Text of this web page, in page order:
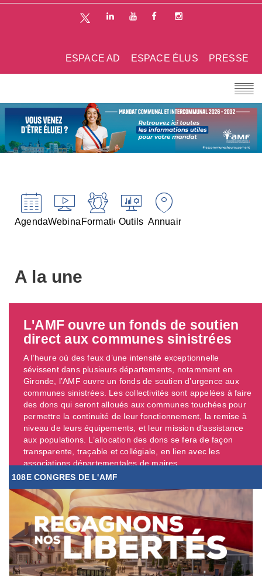
PRESSE
ESPACE ÉLUS
ESPACE AD
AgendaWebinairesFormationsOutils Annuaires
A la une
L'AMF ouvre un fonds de soutien
direct aux communes sinistrées
A l’heure où des feux d’une intensité exceptionnelle
sévissent dans plusieurs départements, notamment en
Gironde, l’AMF ouvre un fonds de soutien d’urgence aux
communes sinistrées. Les collectivités sont appelées à faire
des dons qui seront alloués aux communes touchées pour
permettre la continuité de leur fonctionnement, la remise à
niveau de leurs équipements, et leur mission d’assistance
aux populations. L’allocation des dons se fera de façon
transparente, traçable et collégiale, en lien avec les
associations départementales de maires. ...
108E CONGRES DE L'AMF